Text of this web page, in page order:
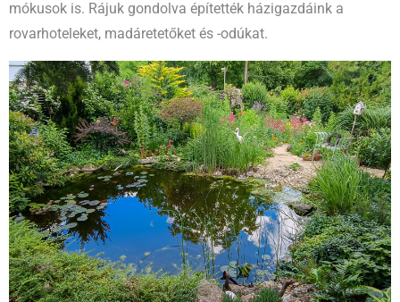
mókusok is. Rájuk gondolva építették házigazdáink a
rovarhoteleket, madáretetőket és -odúkat.